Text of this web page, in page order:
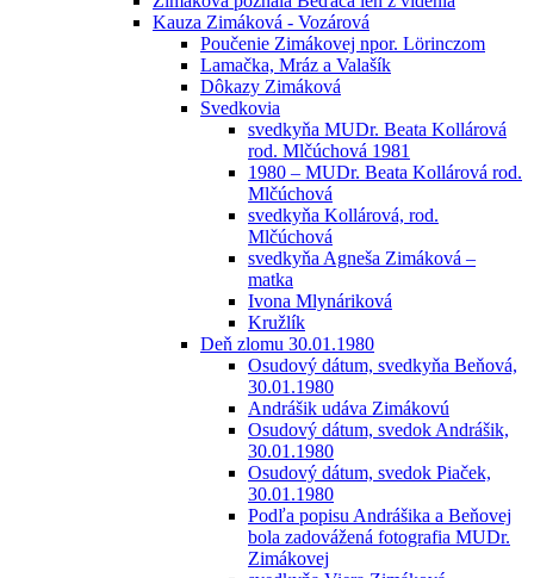
Kauza Zimáková - Vozárová
Poučenie Zimákovej npor. Lörinczom
Lamačka, Mráz a Valašík
Dôkazy Zimáková
Svedkovia
svedkyňa MUDr. Beata Kollárová
rod. Mlčúchová 1981
1980 – MUDr. Beata Kollárová rod.
Mlčúchová
svedkyňa Kollárová, rod.
Mlčúchová
svedkyňa Agneša Zimáková –
matka
Ivona Mlynáriková
Kružlík
Deň zlomu 30.01.1980
Osudový dátum, svedkyňa Beňová,
30.01.1980
Andrášik udáva Zimákovú
Osudový dátum, svedok Andrášik,
30.01.1980
Osudový dátum, svedok Piaček,
30.01.1980
Podľa popisu Andrášika a Beňovej
bola zadovážená fotografia MUDr.
Zimákovej